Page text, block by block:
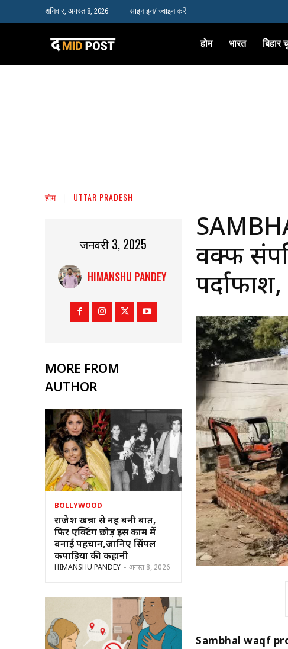
शनिवार, अगस्त 8, 2026 साइन इन/ ज्वाइन करें
होम भारत बिहार
होम UTTAR PRADESH
जनवरी 3, 2025
HIMANSHU PANDEY
MORE FROM
AUTHOR
BOLLYWOOD
राजेश खन्ना से नहीं बनी बात,
फिर एक्टिंग छोड़ इस काम में
बनाई पहचान,जानिए सिंपल
कपाड़िया की कहानी
HIMANSHU PANDEY - अगस्त 8, 2026
वक्फ
Sambhal waqf